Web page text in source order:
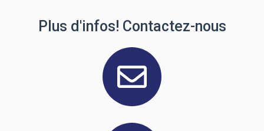
Plus d'infos! Contactez-nous